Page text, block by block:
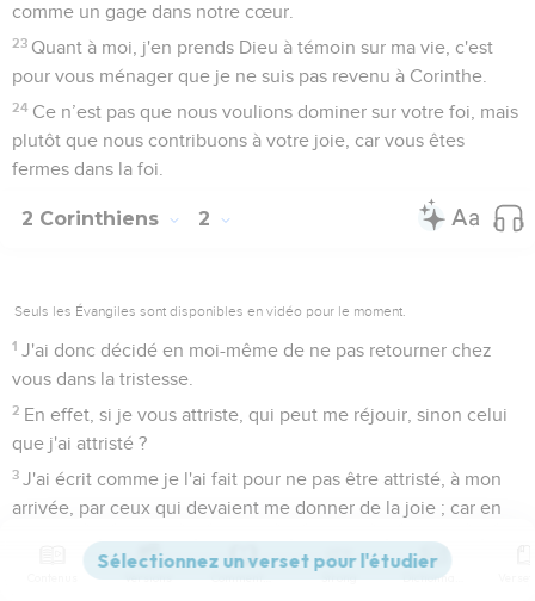
comme un gage dans notre cœur.
23 Quant à moi, j'en prends Dieu à témoin sur ma vie, c'est
pour vous ménager que je ne suis pas revenu à Corinthe.
24 Ce n’est pas que nous voulions dominer sur votre foi, mais
plutôt que nous contribuons à votre joie, car vous êtes
fermes dans la foi.
2 Corinthiens 2
Seuls les Évangiles sont disponibles en vidéo pour le moment.
1 J'ai donc décidé en moi-même de ne pas retourner chez
vous dans la tristesse.
2 En effet, si je vous attriste, qui peut me réjouir, sinon celui
que j'ai attristé ?
3 J'ai écrit comme je l'ai fait pour ne pas être attristé, à mon
arrivée, par ceux qui devaient me donner de la joie ; car en
aussi la vôtre, à vous tous.
Versions Commentaires Strong